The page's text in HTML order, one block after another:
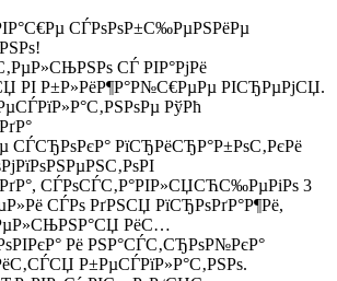
СЃРѕРѕР±С‰РµРЅРёРµ
СЃ РІР°РјРё
РІ Р±Р»РёР¶Р°Р№С€РµРµ РІСЂРµРјСЏ.
РўРћ
СЃСЂРѕРєР° РїСЂРёСЂР°Р±РѕС‚РєРё
СЃРѕСЃС‚Р°РІР»СЏСЋС‰РµРіРѕ 3
СЃРѕ РґРЅСЏ РїСЂРѕРґР°Р¶Рё,
РёС…
Рё РЅР°СЃС‚СЂРѕР№РєР°
Р±РµСЃРїР»Р°С‚РЅРѕ.